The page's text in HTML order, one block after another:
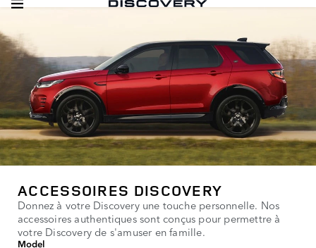
ACCESSOIRES DISCOVERY
Donnez à votre Discovery une touche personnelle. Nos
accessoires authentiques sont conçus pour permettre à
votre Discovery de s'amuser en famille.
Model